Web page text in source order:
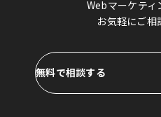
Webマーケティ
お気軽にご相
無料で相談する
無料で相談する